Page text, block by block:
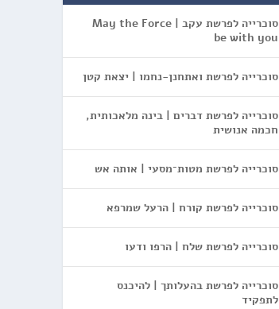
סוכרייה לפרשת עקב | May the Force
be with you
סוכרייה לפרשת ואתחנן-נחמו | יצאת קטן
סוכרייה לפרשת דברים | בינה מלאכותית,
חכמה אנושית
סוכרייה לפרשת מטות־מסעי | אותה אש
סוכרייה לפרשת קורח | הרעל שמרפא
סוכרייה לפרשת שלח | הרפו ודעו
סוכרייה לפרשת בהעלותך | להיכנס
לתפקיד